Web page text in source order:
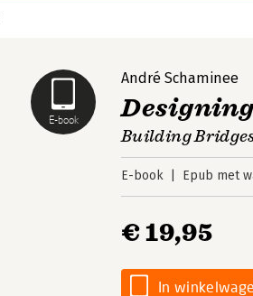
E-book
André Schaminee
Building
E-book Epub met
€ 19,95
In